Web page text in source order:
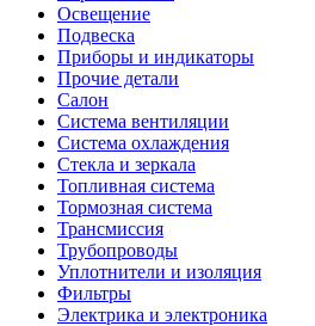
Освещение
Подвеска
Приборы и индикаторы
Прочие детали
Салон
Система вентиляции
Система охлаждения
Стекла и зеркала
Топливная система
Тормозная система
Трансмиссия
Трубопроводы
Уплотнители и изоляция
Фильтры
Электрика и электроника